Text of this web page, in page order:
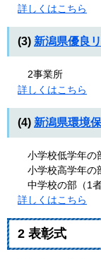
詳しくはこちら
(3) 新潟県優良
2事業所
詳しくはこちら
(4) 新潟県環境
小学校低学年の
小学校高学年の
中学校の部（1者
詳しくはこちら
2 表彰式